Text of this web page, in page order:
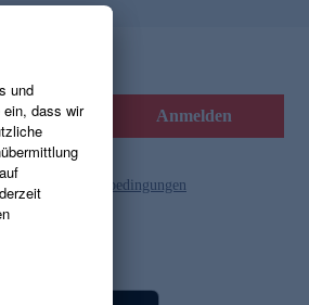
Anmelden
und die Gutscheinbedingungen